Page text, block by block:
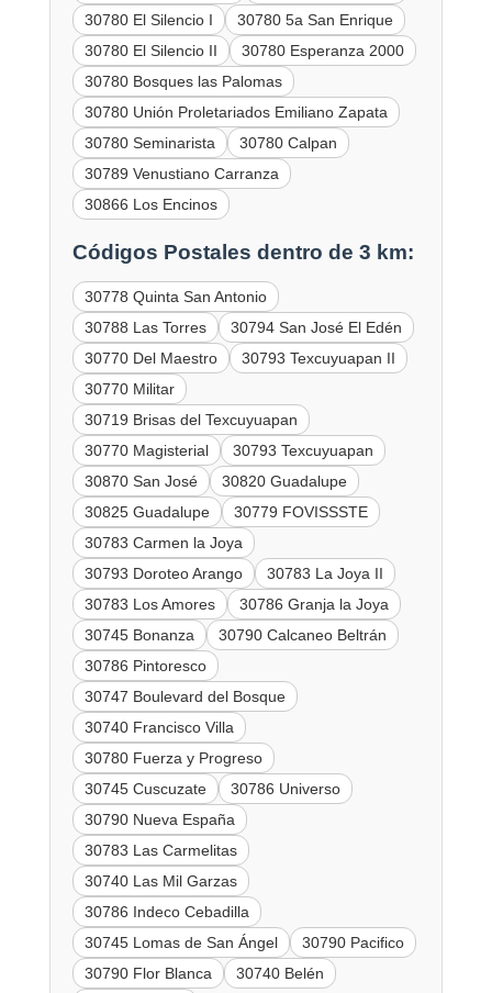
30780 El Silencio I
30780 5a San Enrique
30780 El Silencio II
30780 Esperanza 2000
30780 Bosques las Palomas
30780 Unión Proletariados Emiliano Zapata
30780 Seminarista
30780 Calpan
30789 Venustiano Carranza
30866 Los Encinos
Códigos Postales dentro de 3 km:
30778 Quinta San Antonio
30788 Las Torres
30794 San José El Edén
30770 Del Maestro
30793 Texcuyuapan II
30770 Militar
30719 Brisas del Texcuyuapan
30770 Magisterial
30793 Texcuyuapan
30870 San José
30820 Guadalupe
30825 Guadalupe
30779 FOVISSSTE
30783 Carmen la Joya
30793 Doroteo Arango
30783 La Joya II
30783 Los Amores
30786 Granja la Joya
30745 Bonanza
30790 Calcaneo Beltrán
30786 Pintoresco
30747 Boulevard del Bosque
30740 Francisco Villa
30780 Fuerza y Progreso
30745 Cuscuzate
30786 Universo
30790 Nueva España
30783 Las Carmelitas
30740 Las Mil Garzas
30786 Indeco Cebadilla
30745 Lomas de San Ángel
30790 Pacifico
30790 Flor Blanca
30740 Belén